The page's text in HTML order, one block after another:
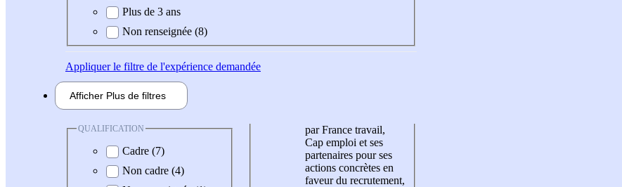
Plus de 3 ans
Non renseignée (8)
Appliquerle filtre de l'expérience demandée
Afficher Plus de filtres
QUALIFICATION
Cadre (7)
Non cadre (4)
par France travail,
Cap emploi et ses
partenaires pour ses
actions concrètes en
faveur du recrutement,